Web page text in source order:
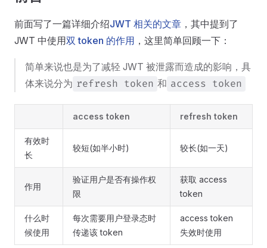
前面写了一篇详细介绍JWT 相关的文章 ，其中提到了
JWT 中使用双 token 的作用 ，这里简单回顾一下：
简单来说也是为了减轻 JWT 被泄露而造成的影响，具
体来说分为 refresh token 和 access token
access token refresh token
有效时
长
较短(如半小时) 较长(如一天)
作用
验证用户是否有操作权
限
获取 access
token
什么时
候使用
每次需要用户登录态时
传递该 token
access token
失效时使用